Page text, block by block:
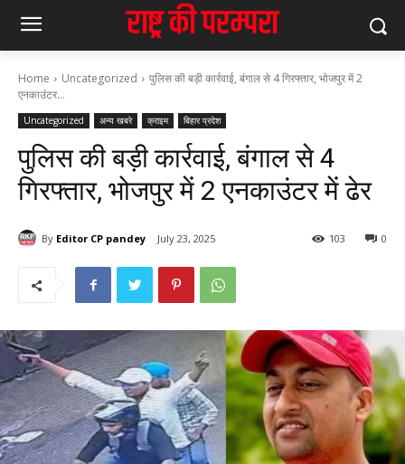
Home Uncategorized
पुलिस की बड़ी कार्रवाई, बंगाल से 4 गिरफ्तार, भोजपुर में 2
एनकाउंटर...
Uncategorized अन्य खबरे क्राइम बिहार प्रदेश
पुलिस की बड़ी कार्रवाई, बंगाल से 4
गिरफ्तार, भोजपुर में 2 एनकाउंटर में ढेर
By Editor CP pandey July 23, 2025 0
103